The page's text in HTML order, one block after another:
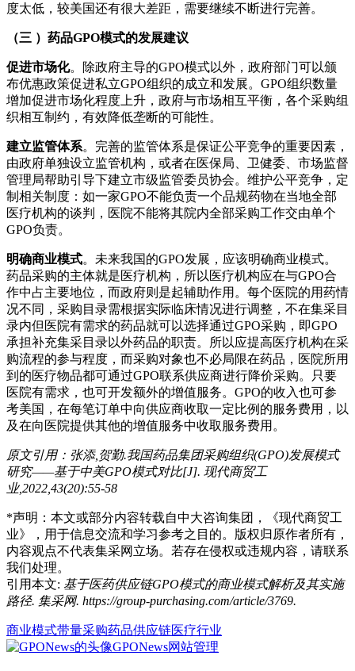
度太低，较美国还有很大差距，需要继续不断进行完善。
（三 ）药品GPO模式的发展建议
促进市场化。除政府主导的GPO模式以外，政府部门可以颁
布优惠政策促进私立GPO组织的成立和发展。GPO组织数量
增加促进市场化程度上升，政府与市场相互平衡，各个采购组
织相互制约，有效降低垄断的可能性。
建立监管体系。完善的监管体系是保证公平竞争的重要因素，
由政府单独设立监管机构，或者在医保局、卫健委、市场监督
管理局帮助引导下建立市级监管委员协会。维护公平竞争，定
制相关制度：如一家GPO不能负责一个品规药物在当地全部
医疗机构的谈判，医院不能将其院内全部采购工作交由单个
GPO负责。
明确商业模式。未来我国的GPO发展，应该明确商业模式。
药品采购的主体就是医疗机构，所以医疗机构应在与GPO合
作中占主要地位，而政府则是起辅助作用。每个医院的用药情
况不同，采购目录需根据实际临床情况进行调整，不在集采目
录内但医院有需求的药品就可以选择通过GPO采购，即GPO
承担补充集采目录以外药品的职责。所以应提高医疗机构在采
购流程的参与程度，而采购对象也不必局限在药品，医院所用
到的医疗物品都可通过GPO联系供应商进行降价采购。只要
医院有需求，也可开发额外的增值服务。GPO的收入也可参
考美国，在每笔订单中向供应商收取一定比例的服务费用，以
及在向医院提供其他的增值服务中收取服务费用。
原文引用：张添,贺勤.我国药品集团采购组织(GPO)发展模式
研究——基于中美GPO模式对比[J]. 现代商贸工
业,2022,43(20):55-58
*声明：本文或部分内容转载自中大咨询集团，《现代商贸工
业》
，用于信息交流和学习参考之目的。版权归原作者所有，
内容观点不代表集采网 立场。若存在侵权或违规内容，请联系
我们处理。
引用本文: 基于医药供应链GPO模式的商业模式解析及其实施
路径. 集采网. https://group-purchasing.com/article/3769.
商业模式带量采购药品供应链医疗行业
GPONews网站管理